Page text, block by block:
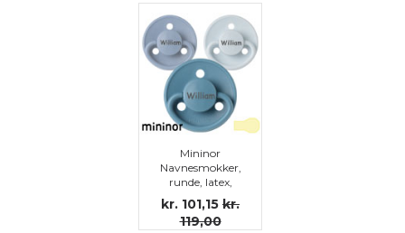
Mininor
Navnesmokker,
runde, latex,
str.3
kr. 101,15 kr.
119,00